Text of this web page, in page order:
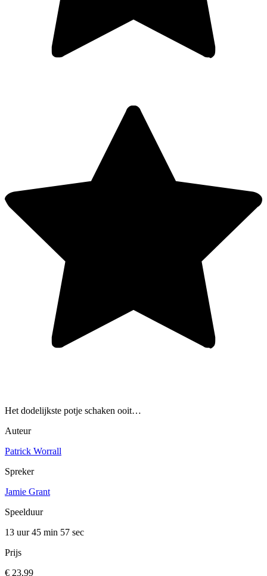
Het dodelijkste potje schaken ooit…
Auteur
Patrick Worrall
Spreker
Jamie Grant
Speelduur
13 uur 45 min 57 sec
Prijs
€ 23,99